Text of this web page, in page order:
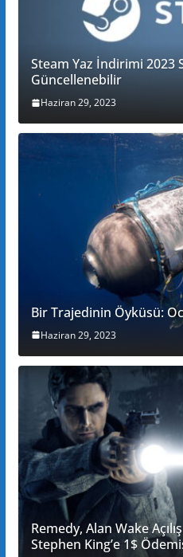
Steam Yaz İndirimi 2023
Güncellenebilir
Haziran 29, 2023
Bir Trajedinin Öyküsü:
Haziran 29, 2023
Remedy, Alan Wake
Stephen King’e 1$